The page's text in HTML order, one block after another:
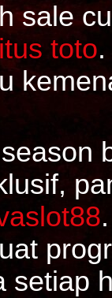
sale
toto
setiap